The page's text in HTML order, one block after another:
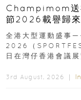
Champimom送
節2026載譽歸
動、街舞比賽＋
全港大型運動盛事
2026（
日在灣仔香港會議
3rd August, 2026 ｜ In